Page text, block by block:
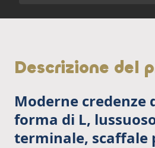
Descrizione del
Moderne credenze
forma di L,
terminale, scaffale